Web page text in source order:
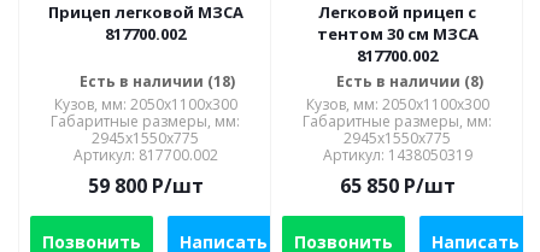
Прицеп легковой МЗСА
817700.002
Есть в наличии (18)
Кузов, мм: 2050x1100x300
Габаритные размеры, мм:
2945х1550х775
Артикул: 817700.002
59 800P/шт
Позвонить Написать
Легковой прицеп с
тентом 30 см МЗСА
817700.002
Есть в наличии (8)
Кузов, мм: 2050x1100x300
Габаритные размеры, мм:
2945х1550х775
Артикул: 1438050319
65 850P/шт
Позвонить Написать